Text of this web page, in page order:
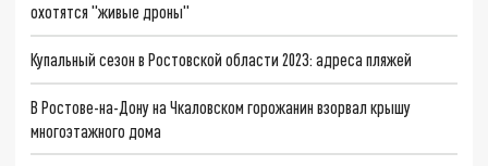
охотятся "живые дроны"
Купальный сезон в Ростовской области 2023: адреса пляжей
В Ростове-на-Дону на Чкаловском горожанин взорвал крышу
многоэтажного дома